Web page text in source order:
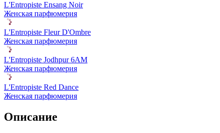
L'Entropiste Ensang Noir
Женская парфюмерия
L'Entropiste Fleur D'Ombre
Женская парфюмерия
L'Entropiste Jodhpur 6AM
Женская парфюмерия
L'Entropiste Red Dance
Женская парфюмерия
Описание